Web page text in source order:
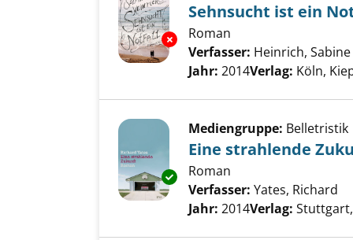
Exemplar-Details von
Sehnsucht ist ein
Roman
Verfasser: Heinrich, Sabine
Jahr: 2014Verlag: Köln,
Exemplar-Details von Eine
Mediengruppe: Belletristik
Eine strahlende
Roman
Verfasser: Yates, Richard
Jahr: 2014Verlag: